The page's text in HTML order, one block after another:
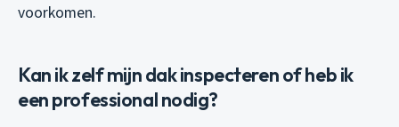
voorkomen.
Kan ik zelf mijn dak inspecteren of heb ik
een professional nodig?